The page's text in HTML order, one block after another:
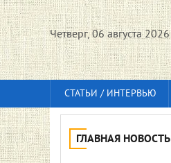
Четверг, 06 августа 2026
СТАТЬИ / ИНТЕРВЬЮ
ГЛАВНАЯ НОВОСТЬ